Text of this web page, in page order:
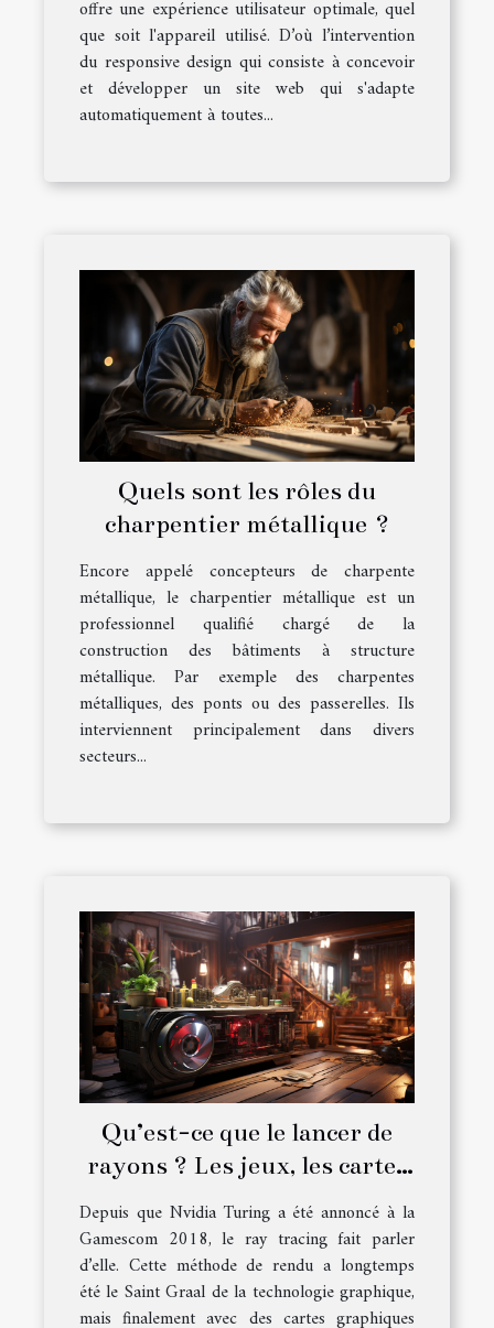
offre une expérience utilisateur optimale, quel
que soit l'appareil utilisé. D’où l’intervention
du responsive design qui consiste à concevoir
et développer un site web qui s'adapte
automatiquement à toutes...
Quels sont les rôles du
charpentier métallique ?
Encore appelé concepteurs de charpente
métallique, le charpentier métallique est un
professionnel qualifié chargé de la
construction des bâtiments à structure
métallique. Par exemple des charpentes
métalliques, des ponts ou des passerelles. Ils
interviennent principalement dans divers
secteurs...
Qu’est-ce que le lancer de
rayons ? Les jeux, les cartes
graphiques et tout ce que
vous devez savoir
Depuis que Nvidia Turing a été annoncé à la
Gamescom 2018, le ray tracing fait parler
d’elle. Cette méthode de rendu a longtemps
été le Saint Graal de la technologie graphique,
mais finalement avec des cartes graphiques